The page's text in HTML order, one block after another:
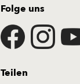
Folge uns
Teilen